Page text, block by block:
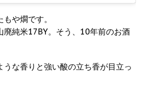
や燗です。
廃純米17BY。そう、10年前のお酒
うな香りと強い酸の立ち香が目立っ